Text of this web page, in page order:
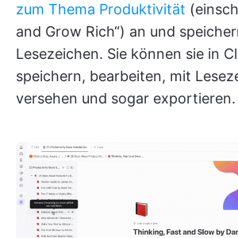
zum Thema Produktivität
and Grow Rich“) an und
Lesezeichen. Sie können sie in
speichern, bearbeiten, mit
versehen und sogar exportieren.